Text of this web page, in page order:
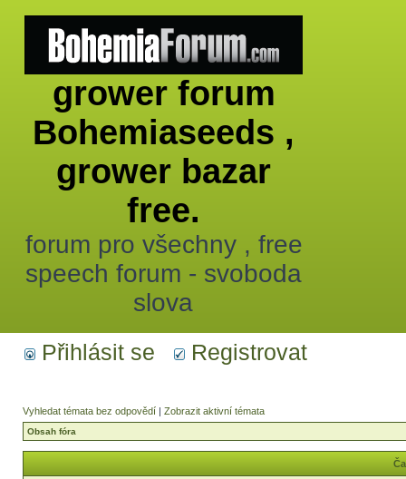
grower forum
Bohemiaseeds ,
grower bazar
free.
forum pro všechny , free
speech forum - svoboda
slova
Přihlásit se Registrovat
Vyhledat témata bez odpovědí | Zobrazit aktivní témata
Obsah fóra